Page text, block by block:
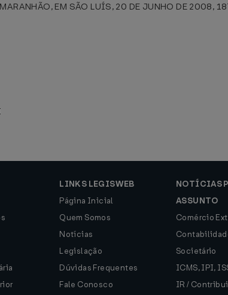
EM SÃO LUÍS, 20 DE JUNHO DE 2008,
LINKS LEGISWEB
Página Inicial
Quem Somos
Notícias
Legislação
Dúvidas Frequentes
Fale Conosco
NOTÍCIAS
ASSUNTO
Comércio
Societário
ICMS, IPI,
IR /